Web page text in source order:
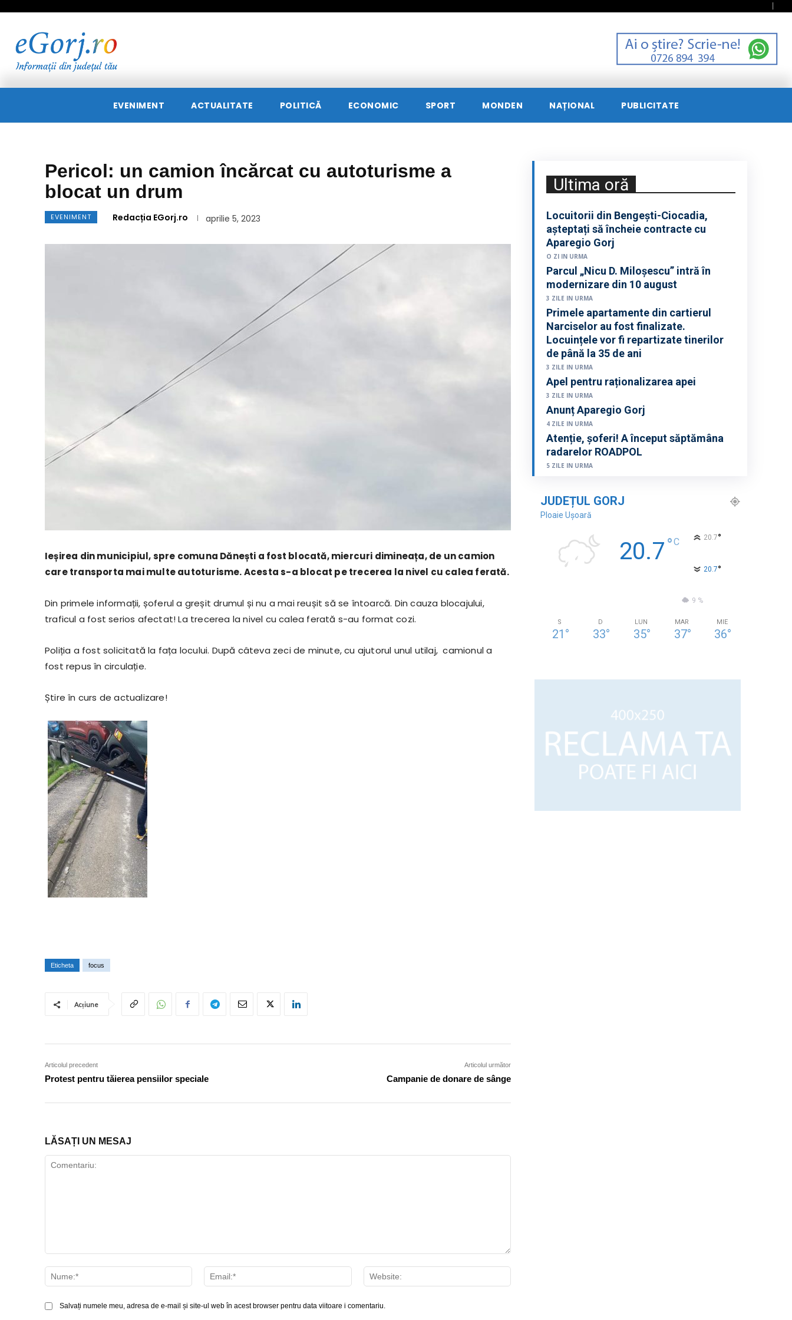
EVENIMENT ACTUALITATE POLITICĂ ECONOMIC SPORT MONDEN NAȚIONAL PUBLICITATE
Pericol: un camion încărcat cu autoturisme a
blocat un drum
EVENIMENT Redacția EGorj.ro aprilie 5, 2023
Ieșirea din municipiul, spre comuna Dănești a fost blocată, miercuri dimineața, de un camion
care transporta mai multe autoturisme. Acesta s-a blocat pe trecerea la nivel cu calea ferată.
Din primele informații, șoferul a greșit drumul și nu a mai reușit să se întoarcă. Din cauza blocajului,
traficul a fost serios afectat! La trecerea la nivel cu calea ferată s-au format cozi.
Poliția a fost solicitată la fața locului. După câteva zeci de minute, cu ajutorul unul utilaj, camionul a
fost repus în circulație.
Știre în curs de actualizare!
Eticheta focus
Acțiune
Articolul precedent
Protest pentru tăierea pensiilor speciale
Articolul următor
Campanie de donare de sânge
LĂSAȚI UN MESAJ
Nume:*
Email:*
Salvați numele meu, adresa de e-mail și site-ul web în acest browser pentru data viitoare i comentariu.
Ultima oră
Locuitorii din Bengești-Ciocadia,
așteptați să încheie contracte cu
Aparegio Gorj
O ZI IN URMA
Parcul „Nicu D. Miloșescu” intră în
modernizare din 10 august
3 ZILE IN URMA
Primele apartamente din cartierul
Narciselor au fost finalizate.
Locuințele vor fi repartizate tinerilor
de până la 35 de ani
3 ZILE IN URMA
Apel pentru raționalizarea apei
3 ZILE IN URMA
Anunț Aparegio Gorj
4 ZILE IN URMA
Atenție, șoferi! A început săptămâna
radarelor ROADPOL
5 ZILE IN URMA
JUDEȚUL GORJ
Ploaie Ușoară
20.7°C 20.7°
20.7°
9 %
S
21 °
D
33°
LUN
35°
MAR
37°
MIE
36°